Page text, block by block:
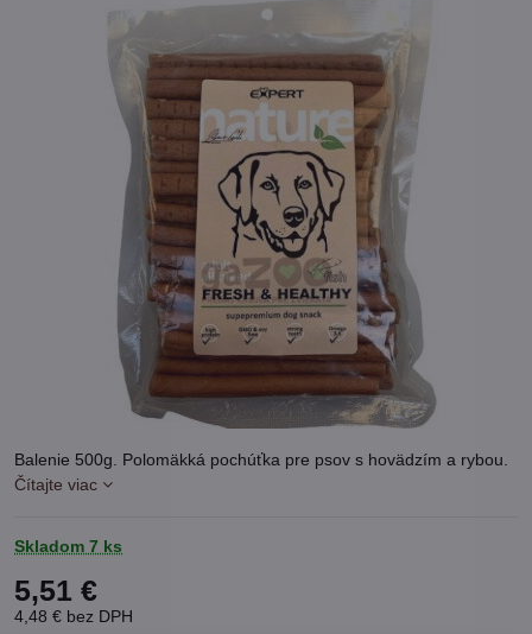
Balenie 500g. Polomäkká pochúťka pre psov s hovädzím a rybou.
Čítajte viac
Skladom 7 ks
5,51 €
4,48 € bez DPH